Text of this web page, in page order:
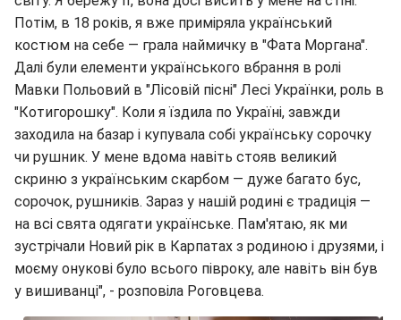
Потім, в 18 років, я вже приміряла український
костюм на себе ― грала наймичку в "Фата Моргана".
Далі були елементи українського вбрання в ролі
Мавки Польовий в "Лісовій пісні" Лесі Українки, роль в
"Котигорошку". Коли я їздила по Україні, завжди
заходила на базар і купувала собі українську сорочку
чи рушник. У мене вдома навіть стояв великий
скриню з українським скарбом ― дуже багато бус,
сорочок, рушників. Зараз у нашій родині є традиція ―
на всі свята одягати українське. Пам'ятаю, як ми
зустрічали Новий рік в Карпатах з родиною і друзями, і
моєму онукові було всього півроку, але навіть він був
у вишиванці", - розповіла Роговцева.